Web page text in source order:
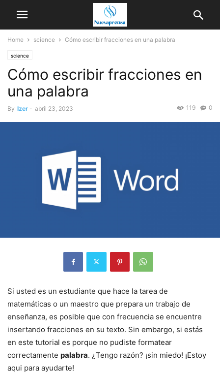
Home science Cómo escribir fracciones en una palabra
science
Cómo escribir fracciones en
una palabra
By Izer - abril 23, 2023 0
119
Si usted es un estudiante que hace la tarea de
matemáticas o un maestro que prepara un trabajo de
enseñanza, es posible que con frecuencia se encuentre
insertando fracciones en su texto. Sin embargo, si estás
en este tutorial es porque no pudiste formatear
correctamente palabra. ¿Tengo razón? ¡sin miedo! ¡Estoy
aqui para ayudarte!